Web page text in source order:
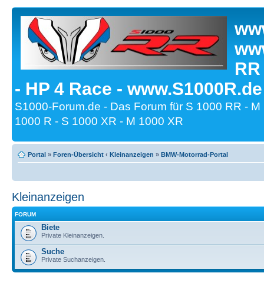
- HP 4 Race -
S1000-Forum.de - Das Forum für S 1000 RR -
1000 R - S 1000 XR - M 1000 XR
Portal » Foren-Übersicht ‹ Kleinanzeigen » BMW-Motorrad-Portal
Kleinanzeigen
FORUM
Biete
Private Kleinanzeigen.
Suche
Private Suchanzeigen.